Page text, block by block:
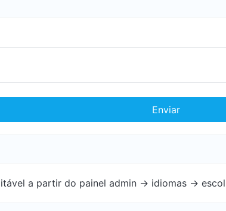
Enviar
a partir do painel admin -> idiomas ->